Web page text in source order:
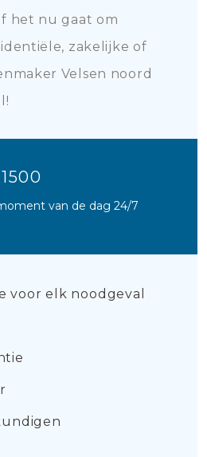
het nu gaat om
zakelijke of
Velsen noord
van de dag 24/7
voor elk noodgeval